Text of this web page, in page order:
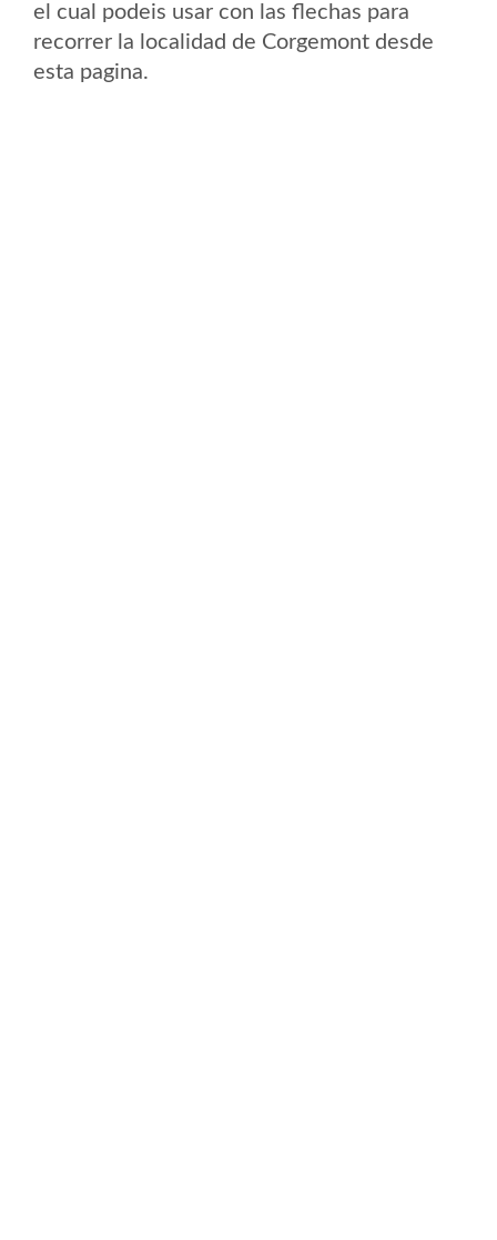
el cual podeis usar con las flechas para
recorrer la localidad de Corgemont desde
esta pagina.